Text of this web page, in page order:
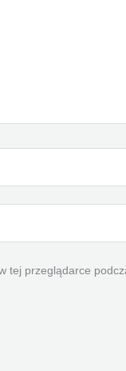
tej przeglądarce